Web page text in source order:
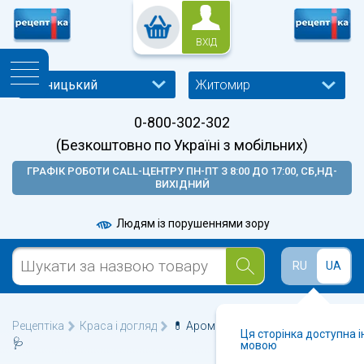
ВХІД
Житомир
0-800-302-302
(Безкоштовно по Україні з мобільних)
ГРАФІК РОБОТИ CALL-ЦЕНТРУ ПН-ПТ З 8:00 ДО 17:00, СБ,НД-
ВИХІДНИЙ
Людям із порушеннями зору
RU UA
Ця сторінка доступна
мовою
Рецептіка Краса і догляд
💊 Аромакосметика у Житомирі
🩺